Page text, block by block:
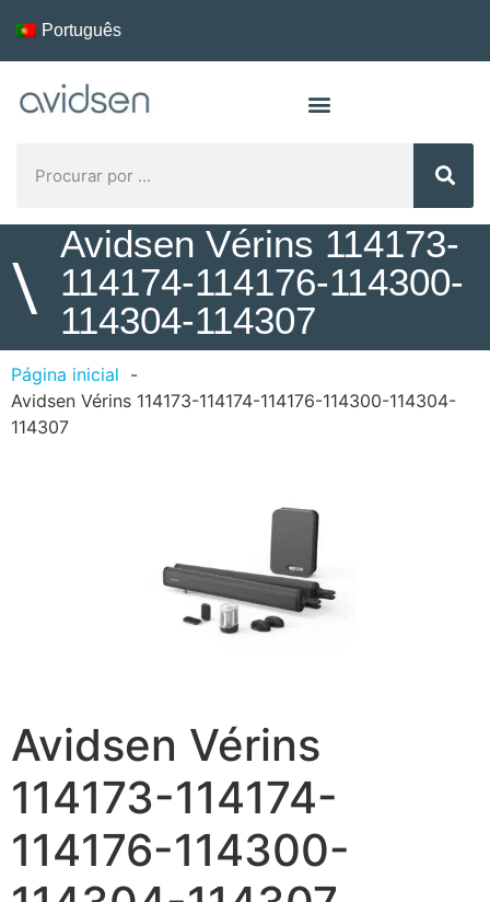
Português
\
Avidsen Vérins 114173-
114174-114176-114300-
114304-114307
Página inicial
Avidsen Vérins 114173-114174-114176-114300-114304-
114307
Avidsen Vérins
114173-114174-
114176-114300-